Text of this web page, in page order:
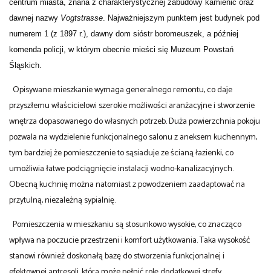
centrum miasta, znana z charakterystycznej zabudowy kamienic oraz
dawnej nazwy Vogtstrasse . Najważniejszym punktem jest budynek pod
numerem 1 (z 1897 r.), dawny dom sióstr boromeuszek, a później
komenda policji, w którym obecnie mieści się Muzeum Powstań
Śląskich
Opisywane mieszkanie wymaga generalnego remontu, co daje
przyszłemu właścicielowi szerokie możliwości aranżacyjne i stworzenie
wnętrza dopasowanego do własnych potrzeb. Duża powierzchnia pokoju
pozwala na wydzielenie funkcjonalnego salonu z aneksem kuchennym,
tym bardziej że pomieszczenie to sąsiaduje ze ścianą łazienki, co
umożliwia łatwe podciągnięcie instalacji wodno-kanalizacyjnych.
Obecną kuchnię można natomiast z powodzeniem zaadaptować na
przytulną, niezależną sypialnię.
Pomieszczenia w mieszkaniu są stosunkowo wysokie, co znacząco
wpływa na poczucie przestrzeni i komfort użytkowania. Taka wysokość
stanowi również doskonałą bazę do stworzenia funkcjonalnej i